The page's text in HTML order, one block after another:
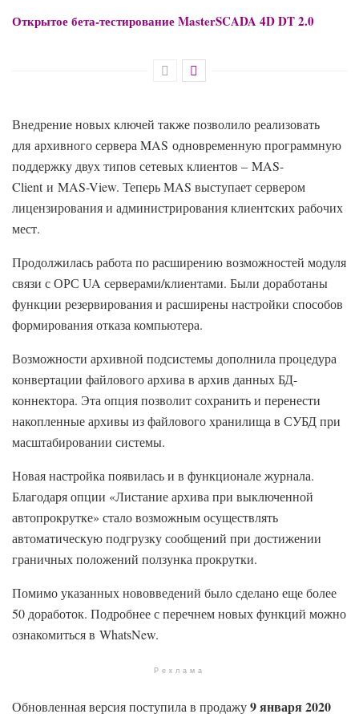
Открытое бета-тестирование MasterSCADA 4D DT 2.0
Внедрение новых ключей также позволило реализовать
для архивного сервера MAS одновременную программную
поддержку двух типов сетевых клиентов – MAS-
Client и MAS-View. Теперь MAS выступает сервером
лицензирования и администрирования клиентских рабочих
мест.
Продолжилась работа по расширению возможностей модуля
связи с ОРС UA серверами/клиентами. Были доработаны
функции резервирования и расширены настройки способов
формирования отказа компьютера.
Возможности архивной подсистемы дополнила процедура
конвертации файлового архива в архив данных БД-
коннектора. Эта опция позволит сохранить и перенести
накопленные архивы из файлового хранилища в СУБД при
масштабировании системы.
Новая настройка появилась и в функционале журнала.
Благодаря опции «Листание архива при выключенной
автопрокрутке» стало возможным осуществлять
автоматическую подгрузку сообщений при достижении
граничных положений ползунка прокрутки.
Помимо указанных нововведений было сделано еще более
50 доработок. Подробнее с перечнем новых функций можно
ознакомиться в WhatsNew.
Реклама
Обновленная версия поступила в продажу9 января 2020